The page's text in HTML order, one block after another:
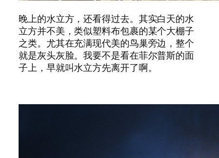
晚上的水立方，还看得过去。其实白天的水
立方并不美，类似塑料布包裹的某个大棚子
之类。尤其在充满现代美的鸟巢旁边，整个
就是灰头灰脸。我要不是看在菲尔普斯的面
子上，早就叫水立方先离开了啊。